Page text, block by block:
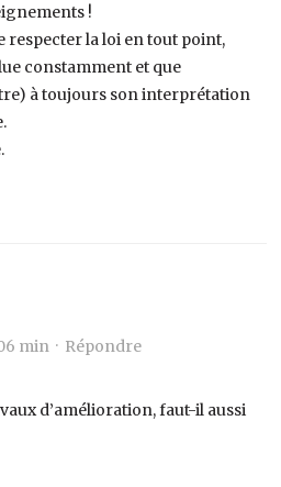
!
respecter la loi en tout point,
constamment et que
à toujours son interprétation
min · Répondre
d’amélioration, faut-il aussi